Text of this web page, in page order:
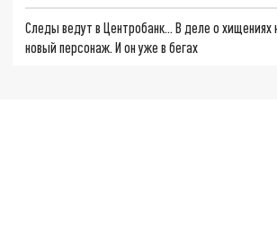
Следы ведут в Центробанк… В деле о
новый персонаж. И он уже в бегах